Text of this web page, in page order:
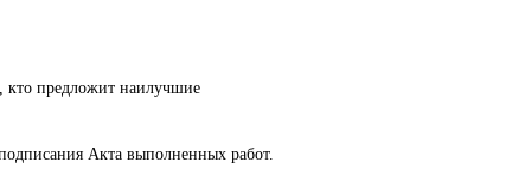
кто предложит наилучшие
Акта выполненных работ.